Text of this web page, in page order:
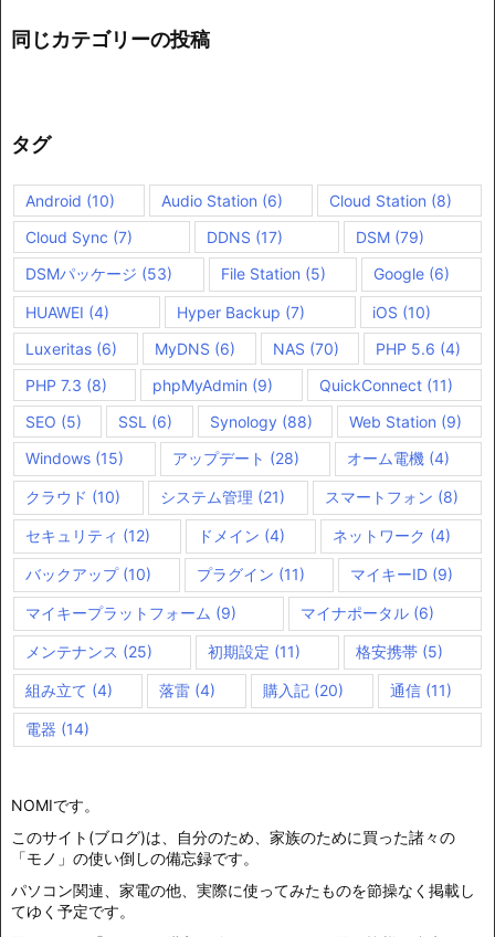
同じカテゴリーの投稿
タグ
Android (10) Audio Station (6) Cloud Station (8)
Cloud Sync (7) DDNS (17) DSM (79)
DSMパッケージ (53) File Station (5) Google (6)
HUAWEI (4) Hyper Backup (7) iOS (10)
Luxeritas (6) MyDNS (6) NAS (70) PHP 5.6 (4)
PHP 7.3 (8) phpMyAdmin (9) QuickConnect(11)
SEO (5) SSL (6) Synology (88) Web Station (9)
Windows (15) アップデート (28) オーム電機 (4)
クラウド (10) システム管理 (21) スマートフォン (8)
セキュリティ (12) ドメイン (4) ネットワーク (4)
バックアップ(10) プラグイン (11) マイキーID (9)
マイキープラットフォーム (9) マイナポータル (6)
メンテナンス (25) 初期設定 (11) 格安携帯 (5)
組み立て (4) 落雷 (4) 購入記(20) 通信(11)
電器 (14)
NOMIです。
このサイト(ブログ)は、自分のため、家族のために買った諸々の
「モノ」の使い倒しの備忘録です。
パソコン関連、家電の他、実際に使ってみたものを節操なく掲載し
てゆく予定です。